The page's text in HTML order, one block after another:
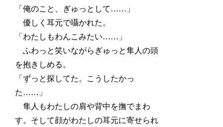
「俺のこと、ぎゅっとして……」
優しく耳元で囁かれた。
「わたしもわんこみたい……」
ふわっと笑いながらぎゅっと隼人の頭
を抱きしめる。
「ずっと探してた。こうしたかっ
た……」
隼人もわたしの肩や背中を撫でまわ
す。そして顔がわたしの耳元に寄せられ